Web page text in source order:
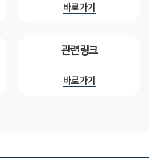
바로가기
관련링크
바로가기